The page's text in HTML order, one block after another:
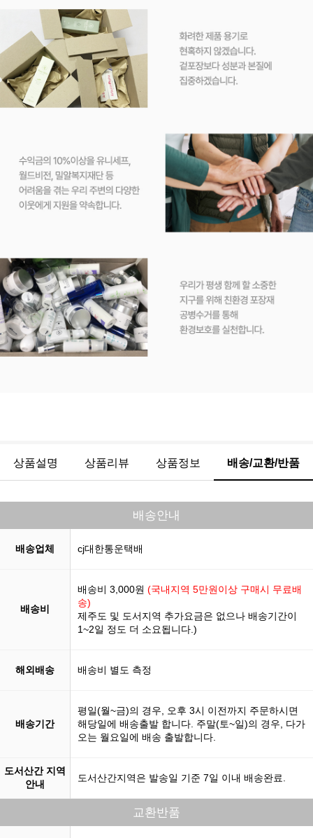
상품설명 상품리뷰 상품정보 배송/교환/반품
배송안내
배송업체 cj대한통운택배
배송비
배송비 3,000원 (국내지역 5만원이상 구매시 무료배
송)
제주도 및 도서지역 추가요금은 없으나 배송기간이
1~2일 정도 더 소요됩니다.)
해외배송 배송비 별도 측정
배송기간
평일(월~금)의 경우, 오후 3시 이전까지 주문하시면
해당일에 배송출발 합니다. 주말(토~일)의 경우, 다가
오는 월요일에 배송 출발합니다.
도서산간 지역
안내
도서산간지역은 발송일 기준 7일 이내 배송완료.
교환반품